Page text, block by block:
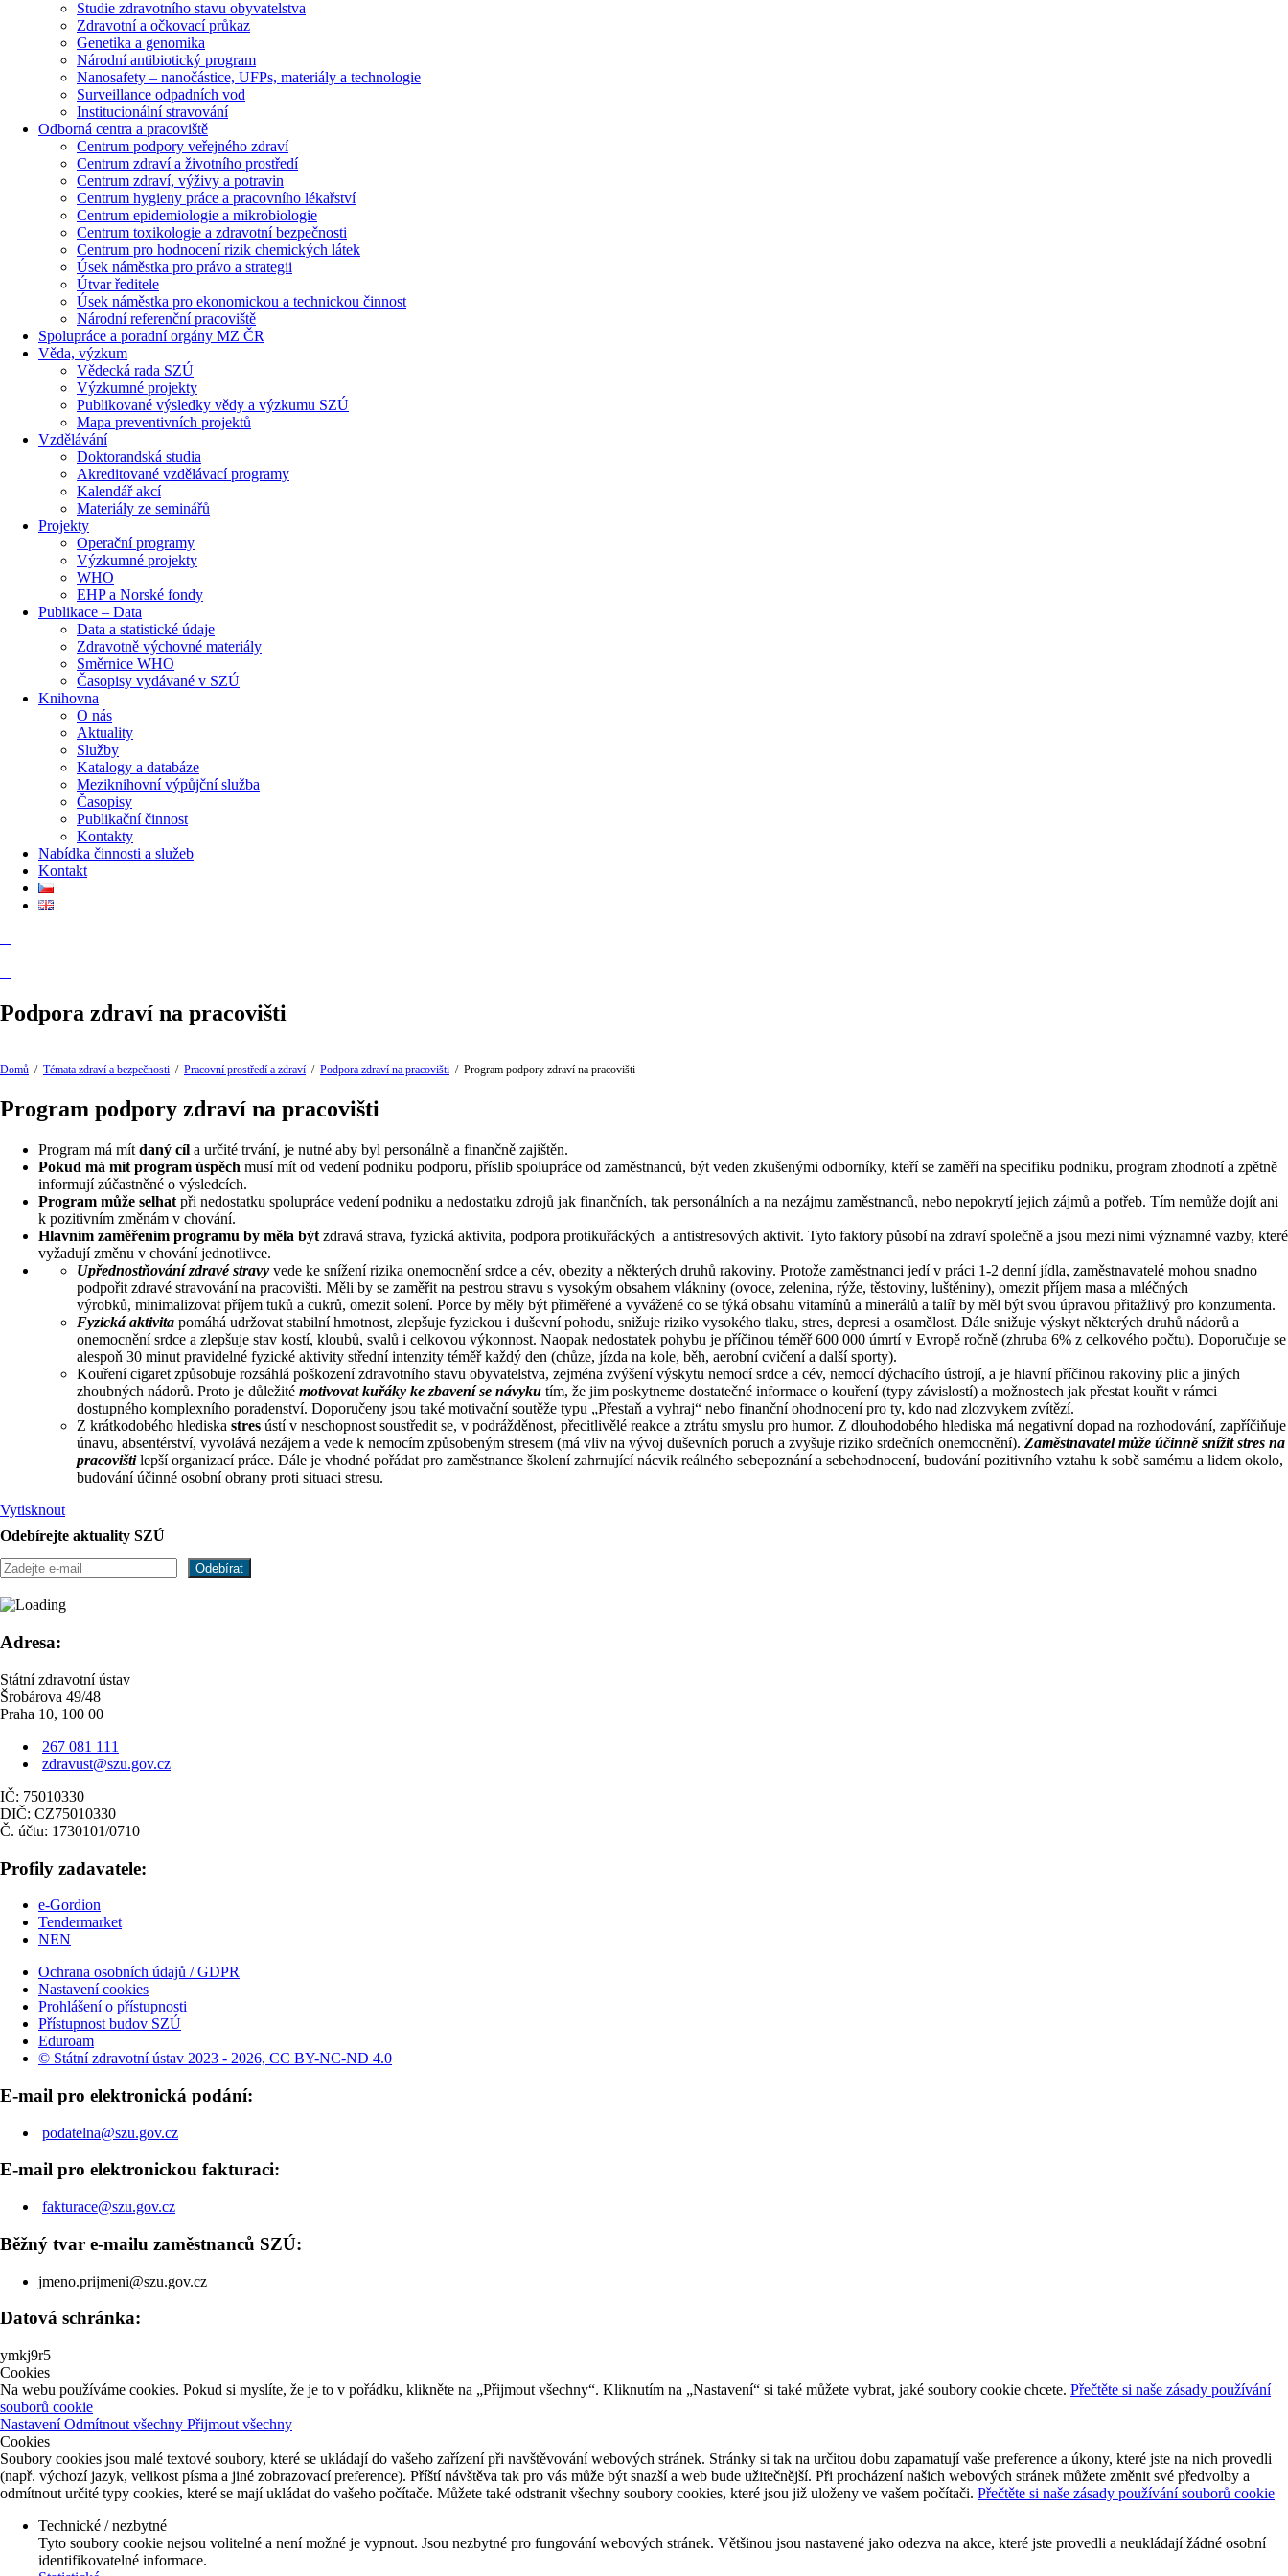
Studie zdravotního stavu obyvatelstva
Zdravotní a očkovací průkaz
Genetika a genomika
Národní antibiotický program
Nanosafety – nanočástice, UFPs, materiály a technologie
Surveillance odpadních vod
Institucionální stravování
Odborná centra a pracoviště
Centrum podpory veřejného zdraví
Centrum zdraví a životního prostředí
Centrum zdraví, výživy a potravin
Centrum hygieny práce a pracovního lékařství
Centrum epidemiologie a mikrobiologie
Centrum toxikologie a zdravotní bezpečnosti
Centrum pro hodnocení rizik chemických látek
Úsek náměstka pro právo a strategii
Útvar ředitele
Úsek náměstka pro ekonomickou a technickou činnost
Národní referenční pracoviště
Spolupráce a poradní orgány MZ ČR
Věda, výzkum
Vědecká rada SZÚ
Výzkumné projekty
Publikované výsledky vědy a výzkumu SZÚ
Mapa preventivních projektů
Vzdělávání
Doktorandská studia
Akreditované vzdělávací programy
Kalendář akcí
Materiály ze seminářů
Projekty
Operační programy
Výzkumné projekty
WHO
EHP a Norské fondy
Publikace – Data
Data a statistické údaje
Zdravotně výchovné materiály
Směrnice WHO
Časopisy vydávané v SZÚ
Knihovna
O nás
Aktuality
Služby
Katalogy a databáze
Meziknihovní výpůjční služba
Časopisy
Publikační činnost
Kontakty
Nabídka činnosti a služeb
Kontakt
Podpora zdraví na pracovišti
Domů / Témata zdraví a bezpečnosti / Pracovní prostředí a zdraví / Podpora zdraví na pracovišti / Program podpory zdraví na pracovišti
Program podpory zdraví na pracovišti
Program má mít daný cíl a určité trvání, je nutné aby byl personálně a finančně zajištěn.
Pokud má mít program úspěch musí mít od vedení podniku podporu, příslib spolupráce od zaměstnanců, být veden zkušenými odborníky, kteří se zaměří na specifiku podniku, program zhodnotí a zpětně
informují zúčastněné o výsledcích.
Program může selhat při nedostatku spolupráce vedení podniku a nedostatku zdrojů jak finančních, tak personálních a na nezájmu zaměstnanců, nebo nepokrytí jejich zájmů a potřeb. Tím nemůže dojít ani
k pozitivním změnám v chování.
Hlavním zaměřením programu by měla být zdravá strava, fyzická aktivita, podpora protikuřáckých a antistresových aktivit. Tyto faktory působí na zdraví společně a jsou mezi nimi významné vazby, které
vyžadují změnu v chování jednotlivce.
Upřednostňování zdravé stravy vede ke snížení rizika onemocnění srdce a cév, obezity a některých druhů rakoviny. Protože zaměstnanci jedí v práci 1-2 denní jídla, zaměstnavatelé mohou snadno
podpořit zdravé stravování na pracovišti. Měli by se zaměřit na pestrou stravu s vysokým obsahem vlákniny (ovoce, zelenina, rýže, těstoviny, luštěniny), omezit příjem masa a mléčných
výrobků, minimalizovat příjem tuků a cukrů, omezit solení. Porce by měly být přiměřené a vyvážené co se týká obsahu vitamínů a minerálů a talíř by měl být svou úpravou přitažlivý pro konzumenta.
Fyzická aktivita pomáhá udržovat stabilní hmotnost, zlepšuje fyzickou i duševní pohodu, snižuje riziko vysokého tlaku, stres, depresi a osamělost. Dále snižuje výskyt některých druhů nádorů a
onemocnění srdce a zlepšuje stav kostí, kloubů, svalů i celkovou výkonnost. Naopak nedostatek pohybu je příčinou téměř 600 000 úmrtí v Evropě ročně (zhruba 6% z celkového počtu). Doporučuje se
alespoň 30 minut pravidelné fyzické aktivity střední intenzity téměř každý den (chůze, jízda na kole, běh, aerobní cvičení a další sporty).
Kouření cigaret způsobuje rozsáhlá poškození zdravotního stavu obyvatelstva, zejména zvýšení výskytu nemocí srdce a cév, nemocí dýchacího ústrojí, a je hlavní příčinou rakoviny plic a jiných
zhoubných nádorů. Proto je důležité motivovat kuřáky ke zbavení se návyku tím, že jim poskytneme dostatečné informace o kouření (typy závislostí) a možnostech jak přestat kouřit v rámci
dostupného komplexního poradenství. Doporučeny jsou také motivační soutěže typu „Přestaň a vyhraj“ nebo finanční ohodnocení pro ty, kdo nad zlozvykem zvítězí.
Z krátkodobého hlediska stres ústí v neschopnost soustředit se, v podrážděnost, přecitlivělé reakce a ztrátu smyslu pro humor. Z dlouhodobého hlediska má negativní dopad na rozhodování, zapříčiňuje
únavu, absentérství, vyvolává nezájem a vede k nemocím způsobeným stresem (má vliv na vývoj duševních poruch a zvyšuje riziko srdečních onemocnění). Zaměstnavatel může účinně snížit stres na
pracovištilepší organizací práce. Dále je vhodné pořádat pro zaměstnance školení zahrnující nácvik reálného sebepoznání a sebehodnocení, budování pozitivního vztahu k sobě samému a lidem okolo,
budování účinné osobní obrany proti situaci stresu.
Vytisknout
Odebírejte aktuality SZÚ
Adresa:
Státní zdravotní ústav
Šrobárova 49/48
Praha 10, 100 00
267 081 111
zdravust@szu.gov.cz
IČ: 75010330
DIČ: CZ75010330
Č. účtu: 1730101/0710
Profily zadavatele:
e-Gordion
Tendermarket
NEN
Ochrana osobních údajů / GDPR
Nastavení cookies
Prohlášení o přístupnosti
Přístupnost budov SZÚ
Eduroam
© Státní zdravotní ústav 2023 - 2026, CC BY-NC-ND 4.0
E-mail pro elektronická podání:
podatelna@szu.gov.cz
E-mail pro elektronickou fakturaci:
fakturace@szu.gov.cz
Běžný tvar e-mailu zaměstnanců SZÚ:
jmeno.prijmeni@szu.gov.cz
Datová schránka:
ymkj9r5
Cookies
Na webu používáme cookies. Pokud si myslíte, že je to v pořádku, klikněte na „Přijmout všechny“. Kliknutím na „Nastavení“ si také můžete vybrat, jaké soubory cookie chcete. Přečtěte si naše zásady používání
souborů cookie
NastaveníOdmítnout všechny Přijmout všechny
Cookies
Soubory cookies jsou malé textové soubory, které se ukládají do vašeho zařízení při navštěvování webových stránek. Stránky si tak na určitou dobu zapamatují vaše preference a úkony, které jste na nich provedli
(např. výchozí jazyk, velikost písma a jiné zobrazovací preference). Příští návštěva tak pro vás může být snazší a web bude užitečnější. Při procházení našich webových stránek můžete změnit své předvolby a
odmítnout určité typy cookies, které se mají ukládat do vašeho počítače. Můžete také odstranit všechny soubory cookies, které jsou již uloženy ve vašem počítači. Přečtěte si naše zásady používání souborů cookie
Technické / nezbytné
Tyto soubory cookie nejsou volitelné a není možné je vypnout. Jsou nezbytné pro fungování webových stránek. Většinou jsou nastavené jako odezva na akce, které jste provedli a neukládají žádné osobní
identifikovatelné informace.